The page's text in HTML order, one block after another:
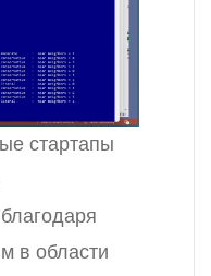
стартапы
в области